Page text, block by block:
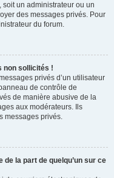
un administrateur ou un
des messages privés. Pour
du forum.
non sollicités !
privés d’un utilisateur
de contrôle de
de manière abusive de la
aux modérateurs. Ils
messages privés.
la part de quelqu’un sur ce